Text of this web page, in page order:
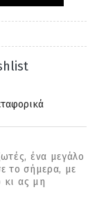
ένα μεγάλο
το σήμερα, με
κι ας μη